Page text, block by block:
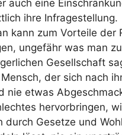
auch eine
ihre Infragestellung.
kann zum Vorteile der
ungefähr was man
Gesellschaft
Mensch, der sich nach
nie etwas
hervorbringen,
durch Gesetze und